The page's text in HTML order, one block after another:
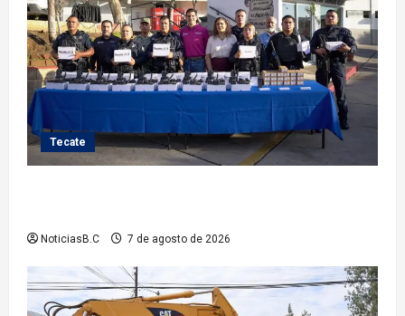
Tecate
NoticiasB.C 7 de agosto de 2026